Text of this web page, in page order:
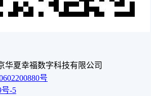
华夏幸福数字科技有限公司
号
号-5